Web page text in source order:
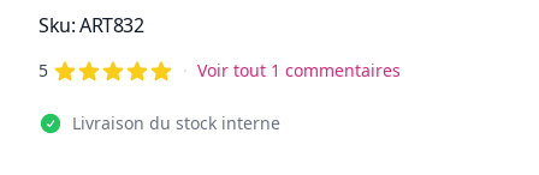
Information du produit
Sku:ART832
Reviews
5de 5 étoiles · Voir tout 1 commentaires
Livraison du stock interne